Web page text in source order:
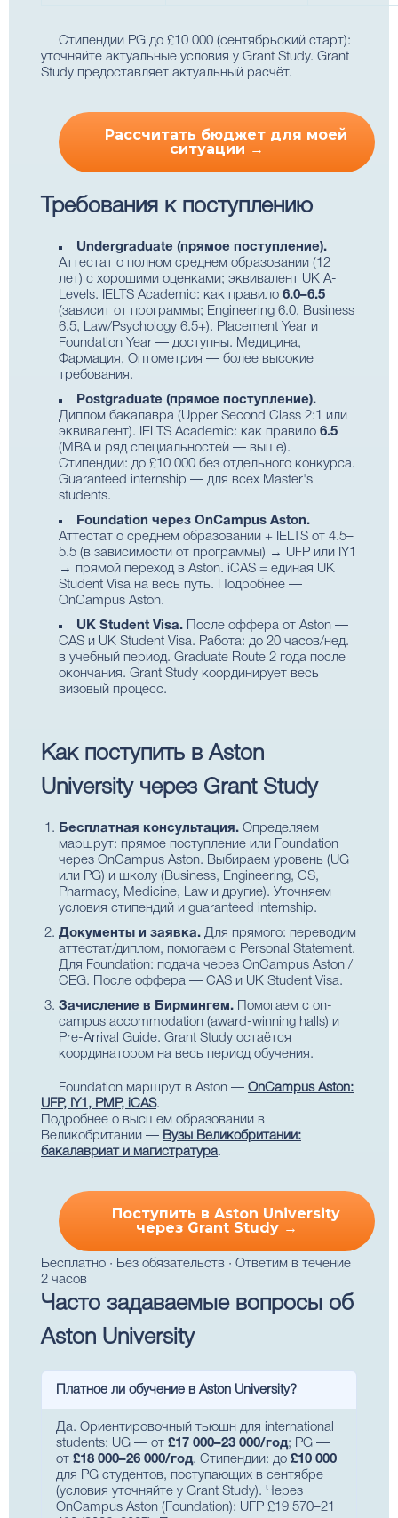
Стипендии PG до £10 000 (сентябрьский старт):
уточняйте актуальные условия у Grant Study. Grant
Study предоставляет актуальный расчёт.
Рассчитать бюджет для моей
ситуации →
Требования к поступлению
Undergraduate (прямое поступление).
Аттестат о полном среднем образовании (12
лет) с хорошими оценками; эквивалент UK A-
Levels. IELTS Academic: как правило 6.0–6.5
(зависит от программы; Engineering 6.0, Business
6.5, Law/Psychology 6.5+). Placement Year и
Foundation Year — доступны. Медицина,
Фармация, Оптометрия — более высокие
требования.
Postgraduate (прямое поступление).
Диплом бакалавра (Upper Second Class 2:1 или
эквивалент). IELTS Academic: как правило 6.5
(MBA и ряд специальностей — выше).
Стипендии: до £10 000 без отдельного конкурса.
Guaranteed internship — для всех Master's
students.
Foundation через OnCampus Aston.
Аттестат о среднем образовании + IELTS от 4.5–
5.5 (в зависимости от программы) → UFP или IY1
→ прямой переход в Aston. iCAS = единая UK
Student Visa на весь путь. Подробнее —
OnCampus Aston.
UK Student Visa. После оффера от Aston —
CAS и UK Student Visa. Работа: до 20 часов/нед.
в учебный период. Graduate Route 2 года после
окончания. Grant Study координирует весь
визовый процесс.
Как поступить в Aston
University через Grant Study
Бесплатная консультация. Определяем
маршрут: прямое поступление или Foundation
через OnCampus Aston. Выбираем уровень (UG
или PG) и школу (Business, Engineering, CS,
Pharmacy, Medicine, Law и другие). Уточняем
условия стипендий и guaranteed internship.
Документы и заявка. Для прямого: переводим
аттестат/диплом, помогаем с Personal Statement.
Для Foundation: подача через OnCampus Aston /
CEG. После оффера — CAS и UK Student Visa.
Зачисление в Бирмингем. Помогаем с on-
campus accommodation (award-winning halls) и
Pre-Arrival Guide. Grant Study остаётся
координатором на весь период обучения.
Foundation маршрут в Aston — OnCampus Aston:
UFP, IY1, PMP, iCAS.
Подробнее о высшем образовании в
Великобритании — Вузы Великобритании:
бакалавриат и магистратура.
Поступить в Aston University
через Grant Study →
Бесплатно · Без обязательств · Ответим в течение
2 часов
Часто задаваемые вопросы об
Aston University
Платное ли обучение в Aston University?
Да. Ориентировочный тьюшн для international
students: UG — от £17 000–23 000/год; PG —
от £18 000–26 000/год. Стипендии: до £10 000
для PG студентов, поступающих в сентябре
(условия уточняйте у Grant Study). Через
OnCampus Aston (Foundation): UFP £19 570–21